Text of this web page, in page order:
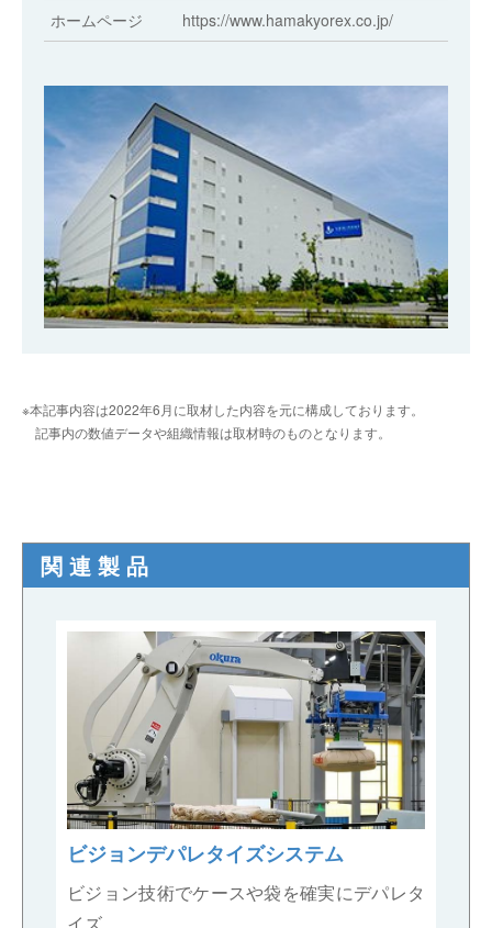
ホームページ
https://www.hamakyorex.co.jp/
※本記事内容は2022年6月に取材した内容を元に構成しております。
記事内の数値データや組織情報は取材時のものとなります。
関連製品
ビジョンデパレタイズシステム
ビジョン技術でケースや袋を確実にデパレタ
イズ。